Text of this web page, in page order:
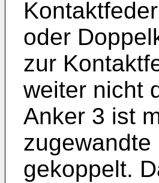
oder
zur
weiter nicht
Anker 3 ist
gekoppelt.